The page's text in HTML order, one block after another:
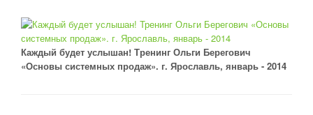
Каждый будет услышан! Тренинг Ольги Берегович
«Основы системных продаж». г. Ярославль, январь - 2014